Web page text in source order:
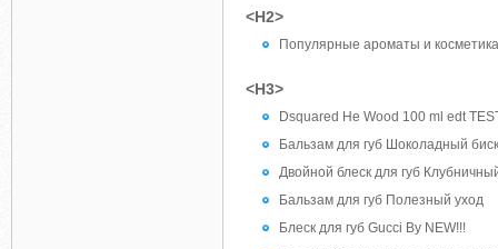
<H2>
Популярные ароматы и
<H3>
Dsquared He Wood 100 ml edt
Бальзам для губ Шоколадный
Двойной блеск для губ
Бальзам для губ Полезный уход
Блеск для губ Gucci By NEW!!!